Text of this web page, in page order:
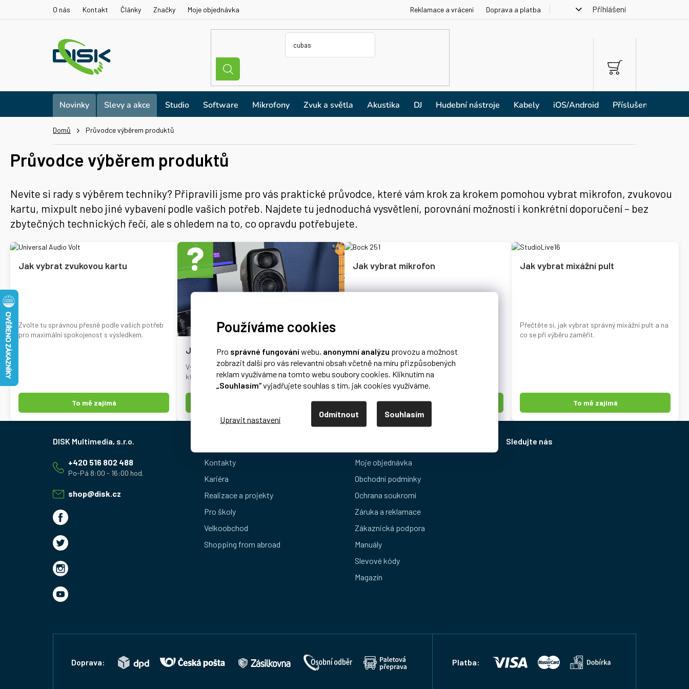
Používáme cookies
Pro správné fungováníwebu, anonymní analýzu provozu a možnost
zobrazit další pro vás relevantní obsah včetně na míru přizpůsobených
reklam využíváme na tomto webu soubory cookies. Kliknutím na
„Souhlasím“vyjadřujete souhlas s tím, jak cookies využíváme.
Odmítnout Souhlasím
O nás Kontakt Články Značky Moje objednávka Reklamace a vrácení Doprava a platba Přihlášení
NÁKUPNÍ
KOŠÍK
Novinky Slevy a akce Studio Software Mikrofony Zvuk a světla Akustika DJ Hudební nástroje Kabely iOS/Android Příslušenství
Domů Průvodce výběrem produktů
Průvodce výběrem produktů
Nevíte si rady s výběrem techniky? Připravili jsme pro vás praktické průvodce, které vám krok za krokem pomohou vybrat mikrofon, zvukovou
kartu, mixpult nebo jiné vybavení podle vašich potřeb. Najdete tu jednoduchá vysvětlení, porovnání možností i konkrétní doporučení – bez
zbytečných technických řečí, ale s ohledem na to, co opravdu potřebujete.
Jak vybrat zvukovou kartu
Zvolte tu správnou přesně podle vašich potřeb
pro maximální spokojenost s výsledkem.
To mě zajímá
Jak vybrat studiové monitory
Vyberte si z nepřeberného množství přesně ty,
které potřebujete.
Jak vybrat mikrofon
To mě zajímá
Jak vybrat mixážní pult
Přečtěte si, jak vybrat správný mixážní pult a na
co se při výběru zaměřit.
To mě zajímá
shop@disk.cz
+420 516 802 488
Kontakty
Kariéra
Realizace a projekty
Pro školy
Velkoobchod
Shopping from abroad
Moje objednávka
Obchodní podmínky
Ochrana soukromí
Záruka a reklamace
Zákaznická podpora
Manuály
Slevové kódy
Magazín
Sledujte nás
Doprava: Platba: